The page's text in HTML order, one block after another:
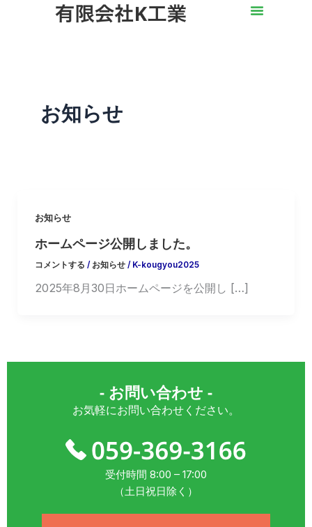
お知らせ
お知らせ
ホームページ公開しました。
コメントする / お知らせ/ K-kougyou2025
2025年8月30日ホームページを公開し […]
- お問い合わせ -
お気軽にお問い合わせください。
受付時間 8:00 – 17:00
（土日祝日除く）